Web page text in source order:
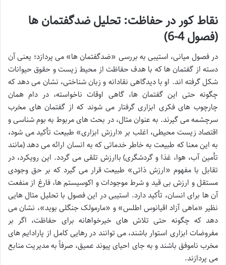
نقاط کور در حفاظت: تحلیل ضدگفتمان ها
(فصول 4-6)
در فصول میانی، استیبی به بررسی «ضدگفتمان ها» می پردازد؛ یعنی آن
دسته از گفتمان ها که با هدف حفاظت از محیط زیست و حقوق حیوانات
شکل گرفته اند. او با دیدگاهی نقادانه و زبان شناختی، نشان می دهد که
چگونه حتی این گفتمان ها، گاهی اوقات ناخواسته، در دام همان
چارچوب های فکری ابزاری گرفتار می شوند که از گفتمان های مخرب
سرچشمه می گیرند. به عنوان مثال، در بحث های مربوط به بوم شناسی و
اقتصاد زیست محیطی، اغلب بر «ارزش ابزاری» طبیعت تأکید می شود،
به این معنا که طبیعت به خاطر خدماتی که به انسان ارائه می دهد (مانند
تأمین آب، هوا، غذا و گردشگری) باارزش تلقی می گردد. این رویکرد، در
تقابل با مفهوم «ارزش ذاتی» طبیعت قرار می گیرد که بر حق وجودی
مستقل و ارزش بی قید و شرط موجودات و اکوسیستم ها، فارغ از منفعت
آن ها برای انسان، تأکید دارد. استیبی در این فصول با تحلیل مثال هایی
نظیر «ماهی آزاد اقیانوس اطلس» و «مارمولک جنگلی بوید»، نشان می
دهد که چگونه حتی تلاش های خیرخواهانه برای حفاظت، اگر بر
مفروضات ابزاری استوار باشند، می توانند در رهایی کامل از پارادایم های
مخرب ناموفق باشند و به جای احیای پیوند عمیق، صرفاً به مدیریت منابع
می پردازند.